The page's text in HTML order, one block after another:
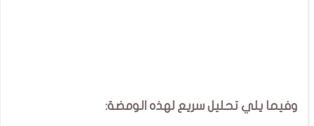
وفيما يلي تحليل سريع لهذه الومضة: